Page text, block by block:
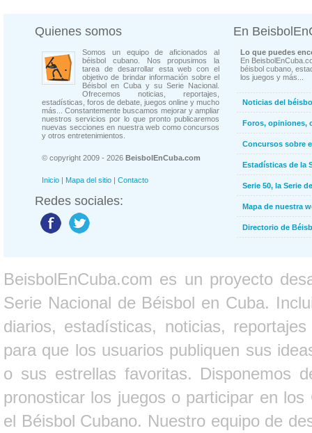
Quienes somos
Somos un equipo de aficionados al
béisbol cubano. Nos propusimos la
tarea de desarrollar esta web con el
objetivo de brindar información sobre el
Béisbol en Cuba y su Serie Nacional.
Ofrecemos noticias, reportajes,
estadísticas, foros de debate, juegos online y mucho
más... Constantemente buscamos mejorar y ampliar
nuestros servicios por lo que pronto publicaremos
nuevas secciones en nuestra web como concursos
y otros entretenimientos.
© copyright 2009 - 2026 BeisbolEnCuba.com
Inicio | Mapa del sitio | Contacto
Redes sociales:
En
Lo que puedes
En
béisbol cubano,
los juegos y más...
Noticias del
Foros, opiniones,
Concursos sobre
Estadísticas de la
Serie 50, la Serie
Mapa de nuestra
Directorio de
BeisbolEnCuba.com es un proyecto
Serie Nacional de Béisbol en Cuba.
diarios, estadísticas, noticias,
para que los usuarios publiquen sus
o sus estrellas favoritas. Disponemos
pronosticar los juegos o participar en
el Béisbol Cubano. Nuestro equipo de